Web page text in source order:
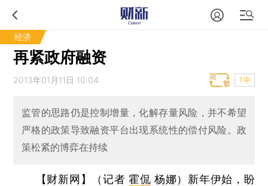
经济
再紧政府融资
2013年01月11日 10:04 T中
监管的思路仍是控制增量，化解存量风险，并不希望
严格的政策导致融资平台出现系统性的偿付风险。政
策松紧的博弈在持续
【财新网】（记者霍侃 杨娜） 新年伊始，盼